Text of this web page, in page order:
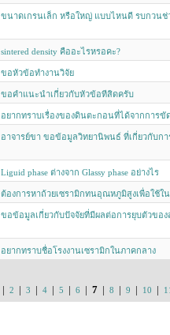
ขนาดเกรนเล็ก หรือใหญ่ แบบไหนดี รบกวนช่
sintered density คืออะไรหรอคะ?
ขอหัวข้อทำงานวิจัย
ขอคำแนะนำเกี่ยวกับหัวข้อทีสิดครับ
อยากทราบเรื่องของดินตะกอนที่ได้จากการขั
อาจารย์ขา ขอข้อมูลวิทยานิพนธ์ ที่เกี่ยวกับก
Liguid phase ต่างจาก Glassy phase อย่างไร
ต้องการหาถ้วยเซรามิกทนอุณหภูมิสูงเพื่อใช้ใ
ขอข้อมูลเกี่ยวกับปัจจัยที่มีผลต่อการยุบตัวขอ
อยากทราบชื่อโรงงานเซรามิกในภาคกลาง
| 2 | 3 | 4 | 5 | 6 | 7 | 8 | 9 | 10 |